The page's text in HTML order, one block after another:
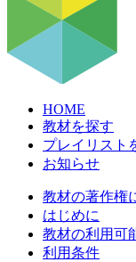
HOME
教材を探す
プレイリスト
お知らせ
教材の著作権
はじめに
教材の利用可
利用条件